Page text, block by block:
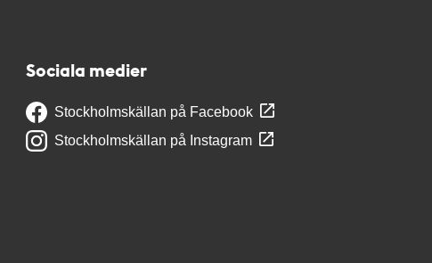
Sociala medier
Stockholmskällan på Facebook
Stockholmskällan på Instagram